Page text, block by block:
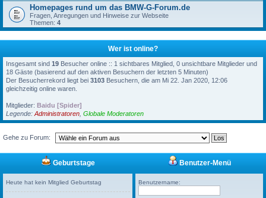
Homepages rund um das BMW-G-Forum.de
Fragen, Anregungen und Hinweise zur Webseite
Themen: 4
Wer ist online?
Insgesamt sind 19 Besucher online :: 1 sichtbares Mitglied, 0 unsichtbare Mitglieder und
18 Gäste (basierend auf den aktiven Besuchern der letzten 5 Minuten)
Der Besucherrekord liegt bei 3103 Besuchern, die am Mi 22. Jan 2020, 12:06
gleichzeitig online waren.
Mitglieder: Baidu [Spider]
Legende: Administratoren Globale Moderatoren
Gehe zu Forum:
Geburtstage
Heute hat kein Mitglied Geburtstag
Benutzer-Menü
Benutzername: